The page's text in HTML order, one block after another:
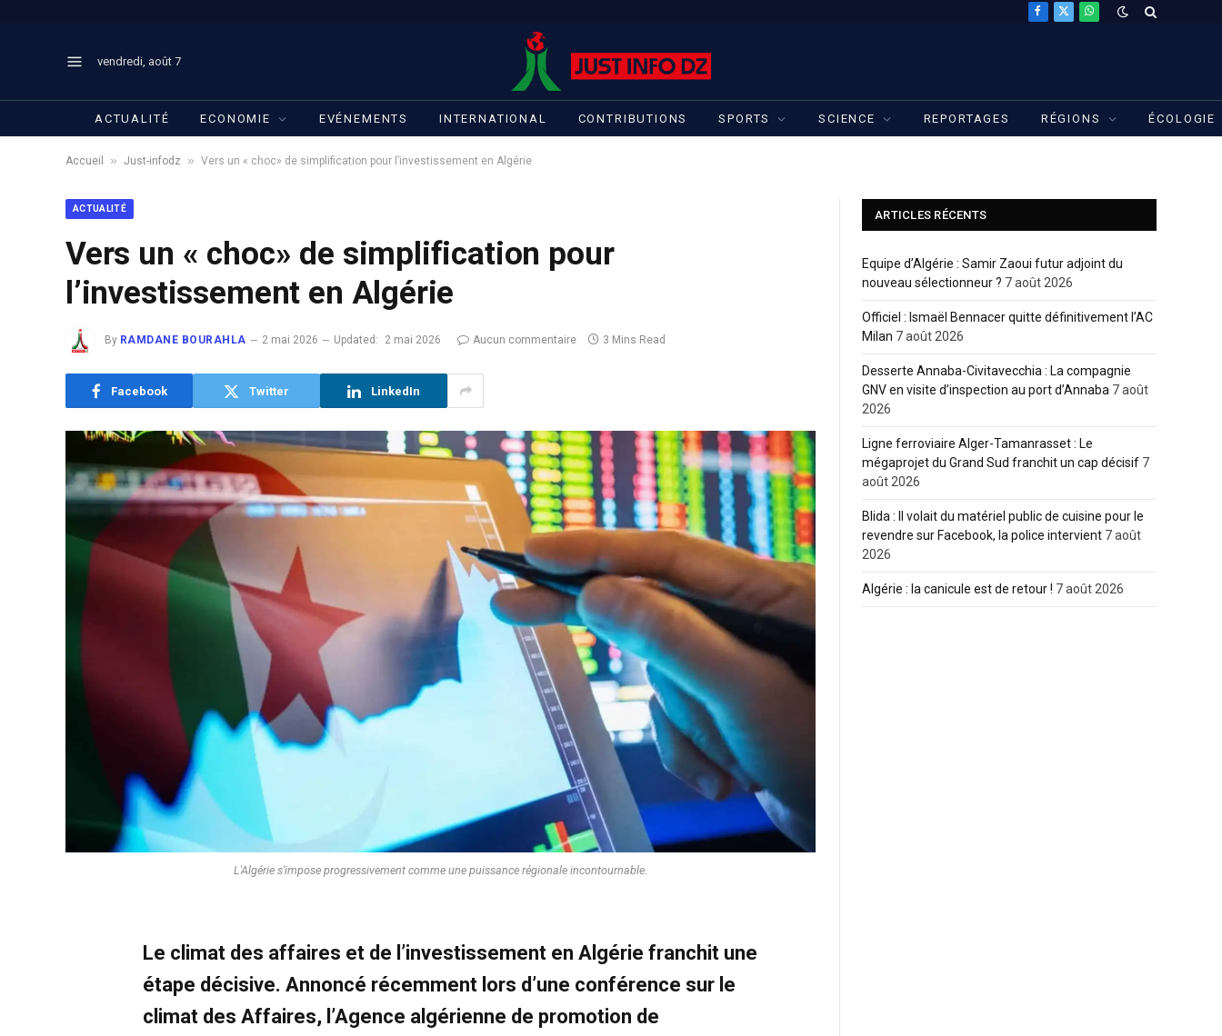
Facebook
X
WhatsApp
vendredi, août 7
ACTUALITÉ ECONOMIE EVÉNEMENTS INTERNATIONAL CONTRIBUTIONS SPORTS SCIENCE REPORTAGES RÉGIONS ÉCOLOGIE
Accueil » Just-infodz » Vers un « choc» de simplification pour l’investissement en Algérie
ACTUALITÉ
Vers un « choc» de simplification pour
l’investissement en Algérie
By RAMDANE BOURAHLA 2 mai 2026 Updated: 2 mai 2026 Aucun commentaire 3 Mins Read
Facebook Twitter LinkedIn
L'Algérie s'impose progressivement comme une puissance régionale incontournable.
Le climat des affaires et de l’investissement en Algérie franchit une
étape décisive. Annoncé récemment lors d’une conférence sur le
climat des Affaires, l’Agence algérienne de promotion de
ARTICLES RÉCENTS
Equipe d’Algérie : Samir Zaoui futur adjoint du
nouveau sélectionneur ? 7 août 2026
Officiel : Ismaël Bennacer quitte définitivement l’AC
Milan 7 août 2026
Desserte Annaba-Civitavecchia : La compagnie
GNV en visite d’inspection au port d’Annaba 7 août
2026
Ligne ferroviaire Alger-Tamanrasset : Le
mégaprojet du Grand Sud franchit un cap décisif 7
août 2026
Blida : Il volait du matériel public de cuisine pour le
revendre sur Facebook, la police intervient 7 août
2026
Algérie : la canicule est de retour ! 7 août 2026